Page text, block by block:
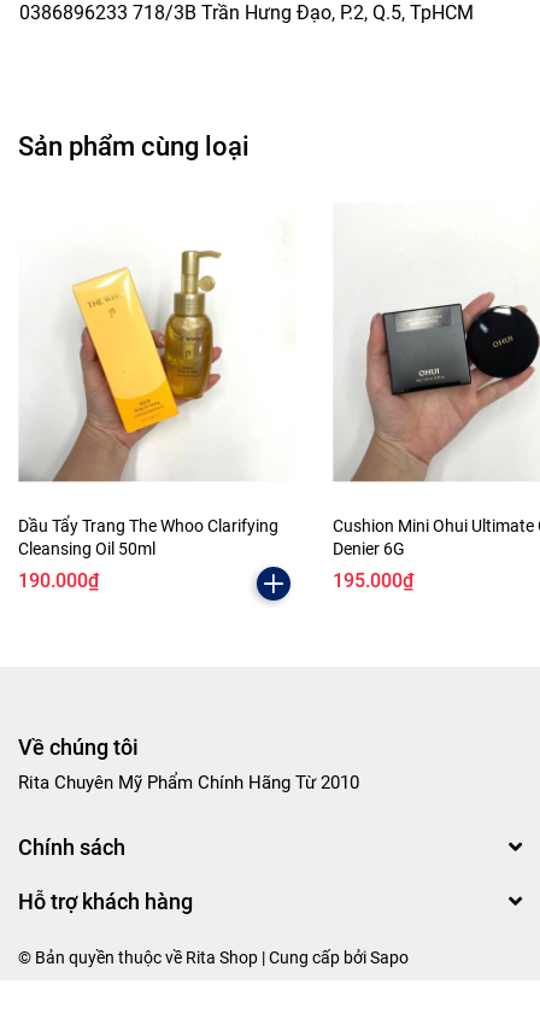
0386896233 718/3B Trần Hưng Đạo, P.2, Q.5, TpHCM
Sản phẩm cùng loại
Dầu Tẩy Trang The Whoo Clarifying
Cleansing Oil 50ml
190.000₫
Cushion Mini Ohui Ultimate
Denier 6G
195.000₫
Về chúng tôi
Rita Chuyên Mỹ Phẩm Chính Hãng Từ 2010
Chính sách
Hỗ trợ khách hàng
© Bản quyền thuộc về Rita Shop | Cung cấp bởiSapo